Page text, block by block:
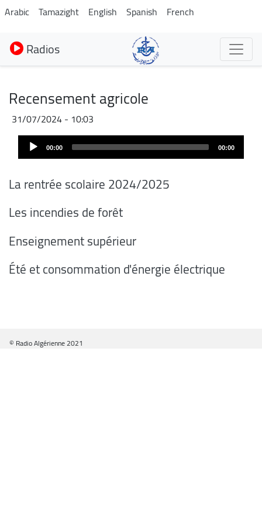
Aller
au
contenu
principal
Arabic Tamazight English Spanish French
Radios
Recensement agricole
31/07/2024 - 10:03
Audio
Player 00:00 00:00
La rentrée scolaire 2024/2025
Les incendies de forêt
Enseignement supérieur
Été et consommation d'énergie électrique
© Radio Algérienne 2021